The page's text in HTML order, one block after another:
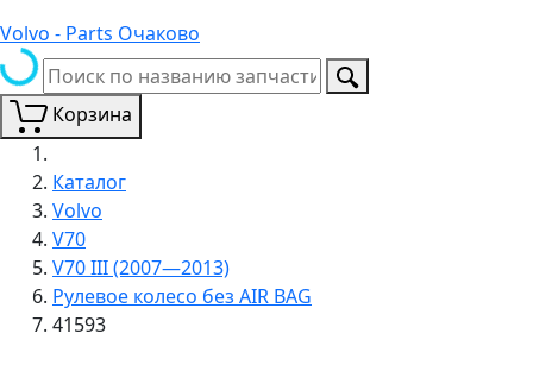
Volvo - Parts Очаково
Корзина
Каталог
Volvo
V70
V70 III (2007—2013)
Рулевое колесо без AIR BAG
41593